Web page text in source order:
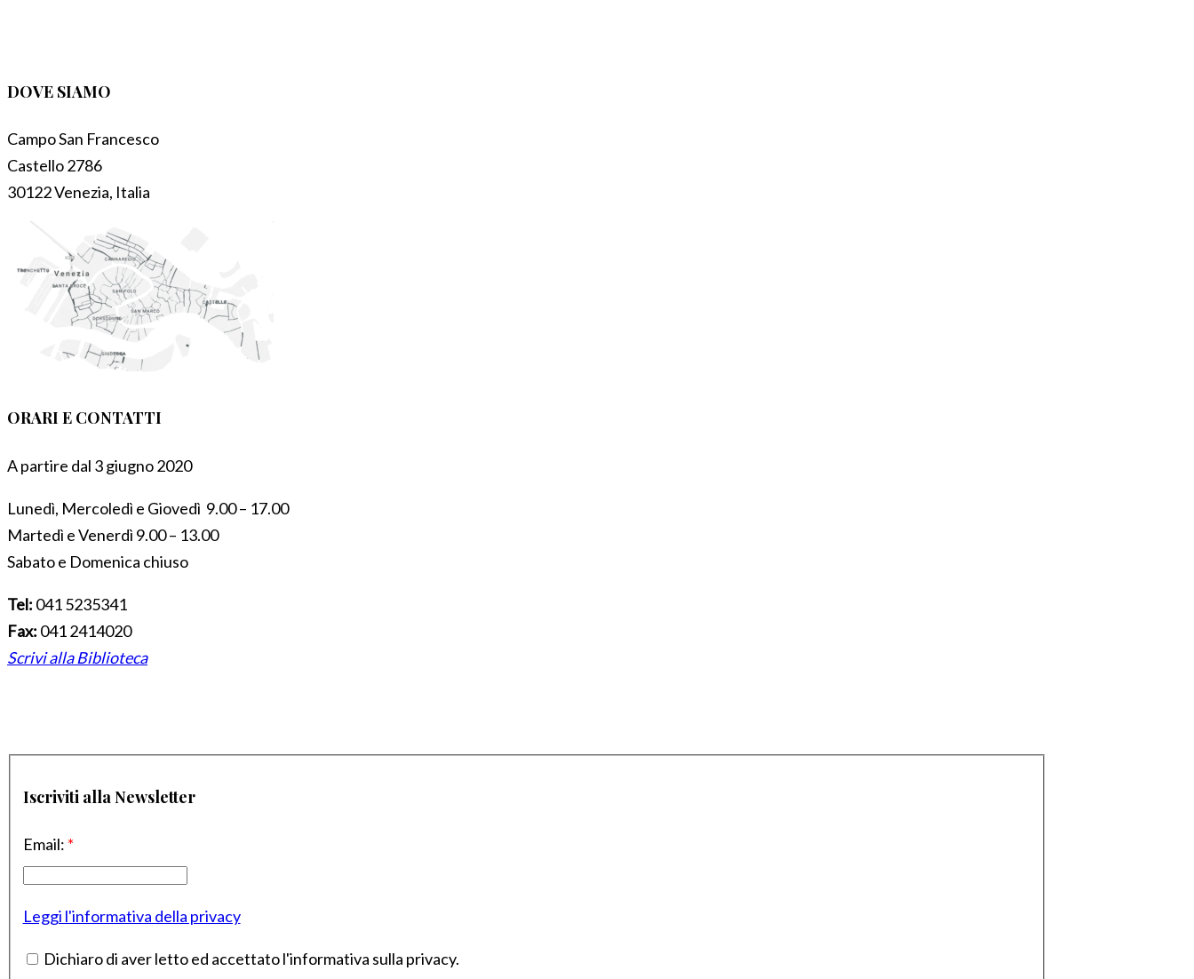
DOVE SIAMO
Campo San Francesco
Castello 2786
30122 Venezia, Italia
ORARI E CONTATTI
A partire dal 3 giugno 2020
Lunedì, Mercoledì e Giovedì 9.00 – 17.00
Martedì e Venerdì 9.00 – 13.00
Sabato e Domenica chiuso
Tel: 041 5235341
Fax: 041 2414020
Scrivi alla Biblioteca
Iscriviti alla Newsletter
Email: *
Leggi l'informativa della privacy
Dichiaro di aver letto ed accettato l'informativa sulla privacy.